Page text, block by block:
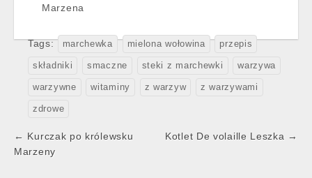
Marzena
Tags: marchewka mielona wołowina przepis
składniki smaczne steki z marchewki warzywa
warzywne witaminy z warzyw z warzywami
zdrowe
Post
navigation
← Kurczak po królewsku
Marzeny
Kotlet De volaille Leszka →